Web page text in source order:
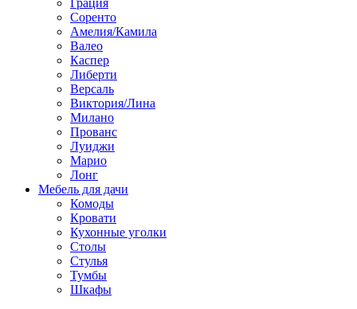
Грация
Соренто
Амелия/Камила
Валео
Каспер
Либерти
Версаль
Виктория/Лина
Милано
Прованс
Луиджи
Марио
Лонг
Мебель для дачи
Комоды
Кровати
Кухонные уголки
Столы
Стулья
Тумбы
Шкафы